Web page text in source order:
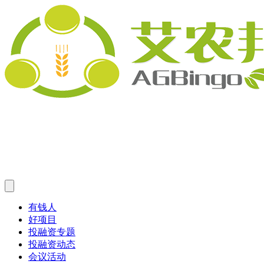
有钱人
好项目
投融资专题
投融资动态
会议活动